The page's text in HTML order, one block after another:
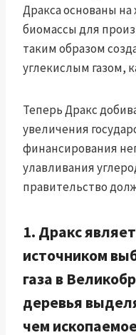
Дракса основаны
биомассы для
таким образом
углекислым газом,
Теперь Дракс
увеличения
финансирования
улавливания
правительство
1. Дракс
источником
газа в
деревья
чем